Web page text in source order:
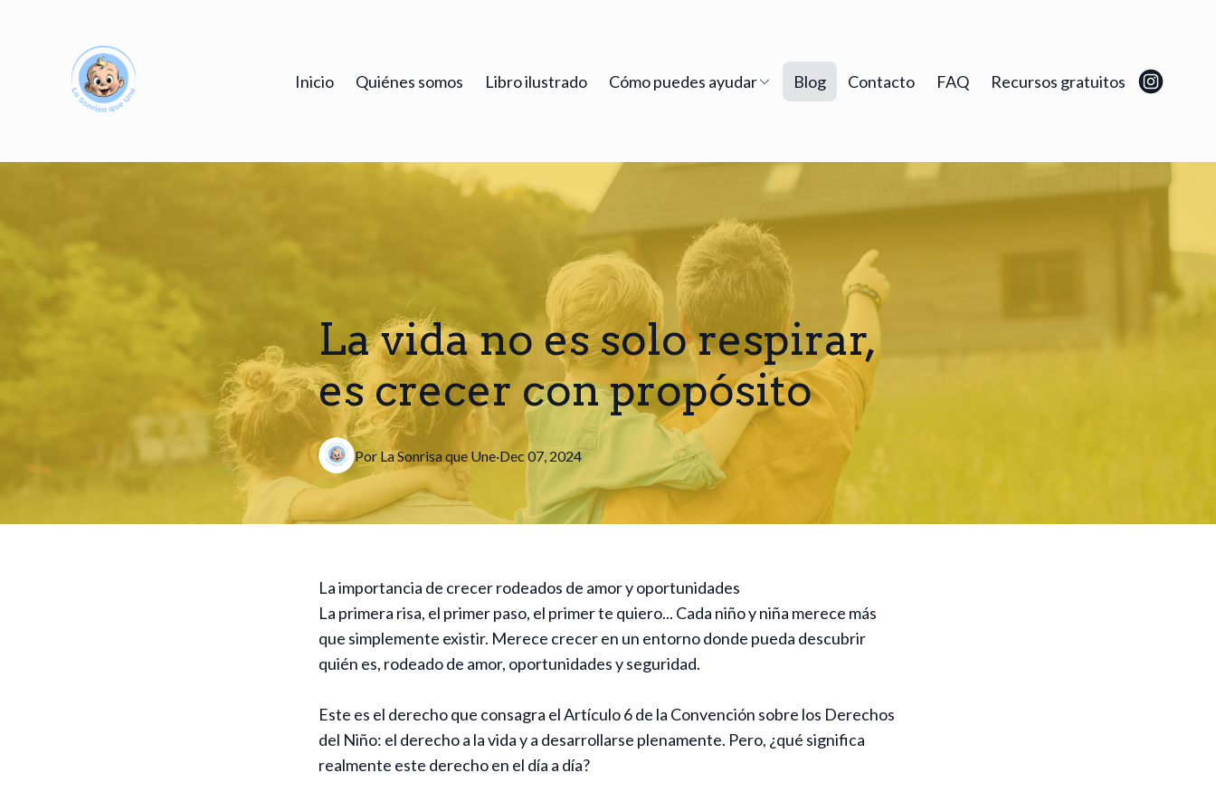
Inicio Quiénes somos Libro ilustrado Cómo puedes ayudar Blog Contacto FAQ Recursos gratuitos
La vida no es solo respirar,
es crecer con propósito
Dec 07, 2024
·
Por LaSonrisa que Une
La importancia de crecer rodeados de amor y oportunidades
La primera risa, el primer paso, el primer te quiero... Cada niño y niña merece más
que simplemente existir. Merece crecer en un entorno donde pueda descubrir
quién es, rodeado de amor, oportunidades y seguridad.
Este es el derecho que consagra el Artículo 6 de la Convención sobre los Derechos
del Niño: el derecho a la vida y a desarrollarse plenamente. Pero, ¿qué significa
realmente este derecho en el día a día?